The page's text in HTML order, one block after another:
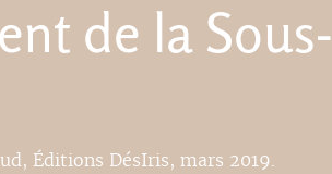
de la Sous-
Éditions DésIris, mars 2019.